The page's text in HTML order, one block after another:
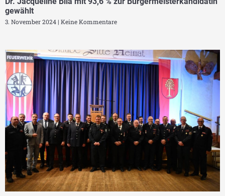
gewählt
3. November 2024 Keine Kommentare